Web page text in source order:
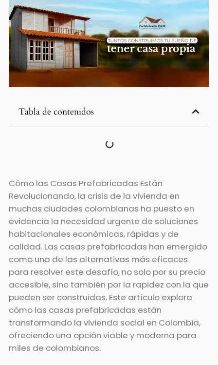
Tabla de contenidos
Cómo las Casas Prefabricadas Están
Revolucionando, la crisis de la vivienda en
muchas ciudades colombianas ha puesto en
evidencia la necesidad urgente de soluciones
habitacionales económicas, rápidas y de
calidad. Las casas prefabricadas han emergido
como una de las alternativas más eficaces
para resolver este desafío, no solo por su precio
accesible, sino también por la rapidez con la que
pueden ser construidas. Este artículo explora
cómo las casas prefabricadas están
transformando la vivienda social en Colombia,
ofreciendo una opción viable y moderna para
miles de colombianos.